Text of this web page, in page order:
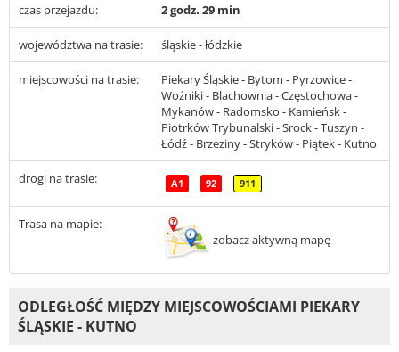
czas przejazdu: 2 godz. 29 min
województwa na trasie: śląskie - łódzkie
miejscowości na trasie:
Piekary Śląskie - Bytom - Pyrzowice -
Woźniki - Blachownia - Częstochowa -
Mykanów - Radomsko - Kamieńsk -
Piotrków Trybunalski - Srock - Tuszyn -
Łódź - Brzeziny - Stryków - Piątek - Kutno
drogi na trasie: A1 92 911
Trasa na mapie:
zobacz aktywną mapę
ODLEGŁOŚĆ MIĘDZY MIEJSCOWOŚCIAMI PIEKARY
ŚLĄSKIE - KUTNO